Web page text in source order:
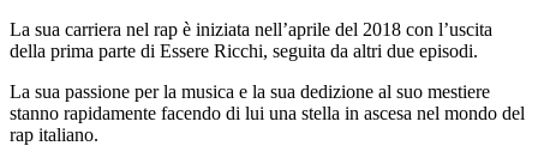
La sua carriera nel rap è iniziata nell’aprile del 2018 con l’uscita
della prima parte di Essere Ricchi, seguita da altri due episodi.
La sua passione per la musica e la sua dedizione al suo mestiere
stanno rapidamente facendo di lui una stella in ascesa nel mondo del
rap italiano.